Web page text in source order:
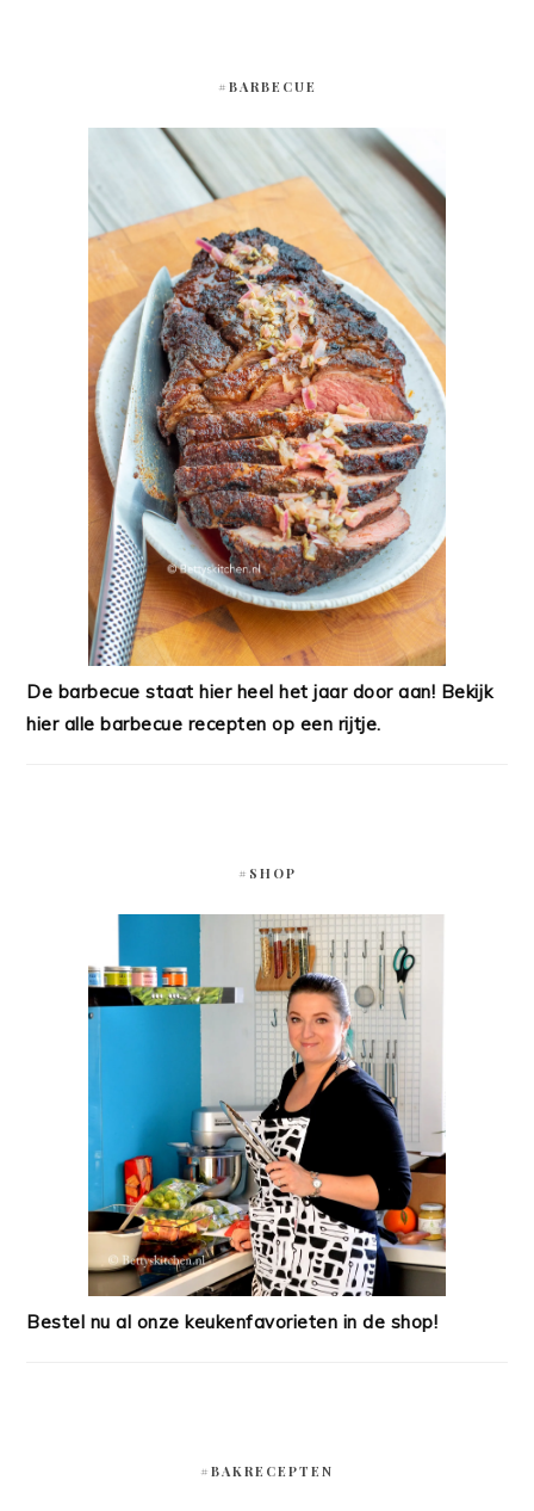
#BARBECUE
De barbecue staat hier heel het jaar door aan! Bekijk
hier alle barbecue recepten op een rijtje.
#SHOP
Bestel nu al onze keukenfavorieten in de shop!
#BAKRECEPTEN